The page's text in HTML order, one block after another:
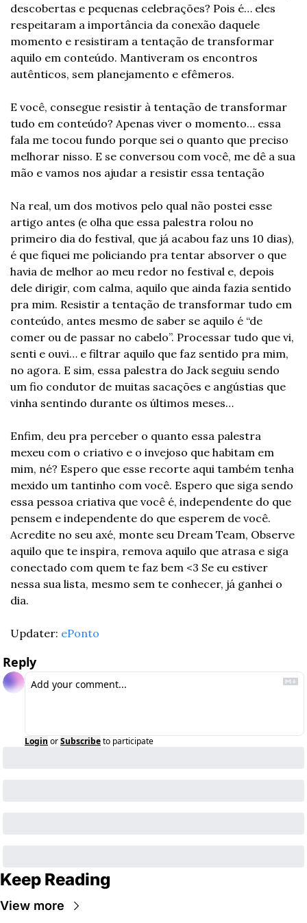
descobertas e pequenas celebrações? Pois é… eles
respeitaram a importância da conexão daquele
momento e resistiram a tentação de transformar
aquilo em conteúdo. Mantiveram os encontros
autênticos, sem planejamento e efêmeros.
E você, consegue resistir à tentação de transformar
tudo em conteúdo? Apenas viver o momento… essa
fala me tocou fundo porque sei o quanto que preciso
melhorar nisso. E se conversou com você, me dê a sua
mão e vamos nos ajudar a resistir essa tentação
Na real, um dos motivos pelo qual não postei esse
artigo antes (e olha que essa palestra rolou no
primeiro dia do festival, que já acabou faz uns 10 dias),
é que fiquei me policiando pra tentar absorver o que
havia de melhor ao meu redor no festival e, depois
dele dirigir, com calma, aquilo que ainda fazia sentido
pra mim. Resistir a tentação de transformar tudo em
conteúdo, antes mesmo de saber se aquilo é “de
comer ou de passar no cabelo”. Processar tudo que vi,
senti e ouvi… e filtrar aquilo que faz sentido pra mim,
no agora. E sim, essa palestra do Jack seguiu sendo
um fio condutor de muitas sacações e angústias que
vinha sentindo durante os últimos meses…
Enfim, deu pra perceber o quanto essa palestra
mexeu com o criativo e o invejoso que habitam em
mim, né? Espero que esse recorte aqui também tenha
mexido um tantinho com você. Espero que siga sendo
essa pessoa criativa que você é, independente do que
pensem e independente do que esperem de você.
Acredite no seu axé, monte seu Dream Team, Observe
aquilo que te inspira, remova aquilo que atrasa e siga
conectado com quem te faz bem <3 Se eu estiver
nessa sua lista, mesmo sem te conhecer, já ganhei o
dia.
Updater: ePonto
Reply
Login orSubscribeto participate
Keep Reading
View more